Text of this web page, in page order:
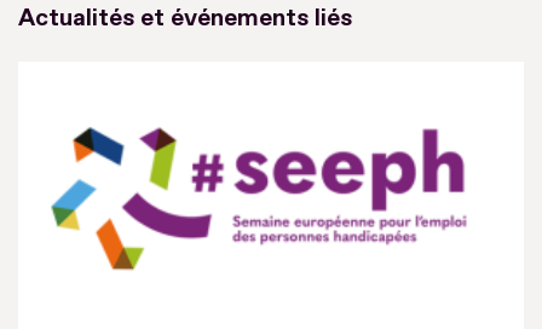
Actualités et événements liés